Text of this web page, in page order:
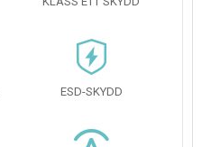
ESD-SKYDD